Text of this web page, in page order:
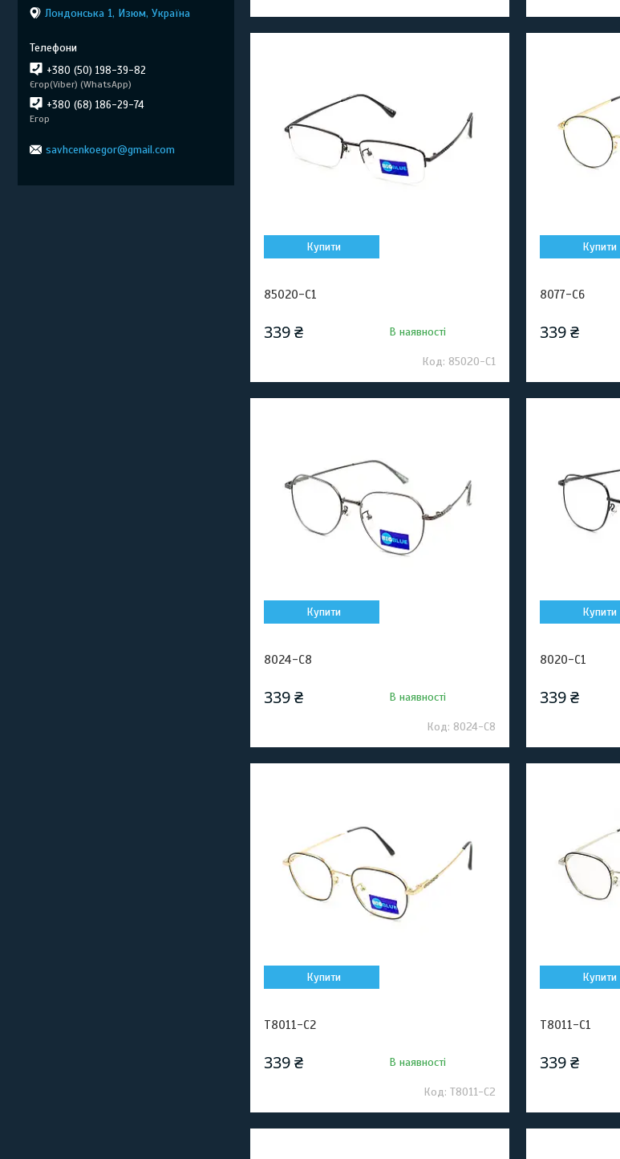
Купити
85020-C1
339 ₴ В наявності
85020-C1
Купити
8077-C6
339 ₴
Купити
8024-C8
339 ₴ В наявності
8024-C8
Купити
8020-C1
339 ₴
Купити
T8011-C2
339 ₴ В наявності
T8011-C2
Купити
T8011-C1
339 ₴
Лондонська 1, Изюм, Україна
+380 (50) 198-39-82
Єгор(Viber) (WhatsApp)
+380 (68) 186-29-74
Егор
savhcenkoegor@gmail.com